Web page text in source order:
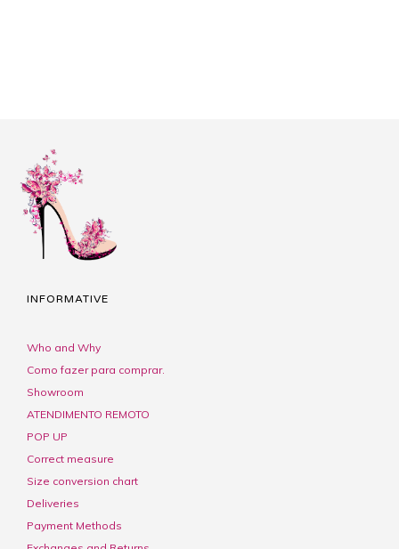
INFORMATIVE
Who and Why
Como fazer para comprar.
Showroom
ATENDIMENTO REMOTO
POP UP
Correct measure
Size conversion chart
Deliveries
Payment Methods